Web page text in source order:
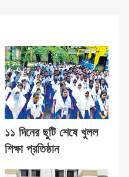
১১ দিনের ছুটি শেষে খুলল
শিক্ষা প্রতিষ্ঠান